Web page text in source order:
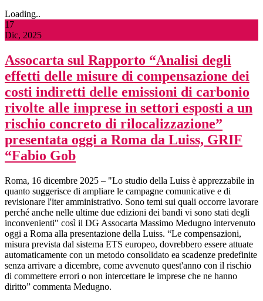
Loading..
17
Dic, 2025
Assocarta sul Rapporto “Analisi degli
effetti delle misure di compensazione dei
costi indiretti delle emissioni di carbonio
rivolte alle imprese in settori esposti a un
rischio concreto di rilocalizzazione”
presentata oggi a Roma da Luiss, GRIF
“Fabio Gob
Roma, 16 dicembre 2025 – "Lo studio della Luiss è apprezzabile in
quanto suggerisce di ampliare le campagne comunicative e di
revisionare l'iter amministrativo. Sono temi sui quali occorre lavorare
perché anche nelle ultime due edizioni dei bandi vi sono stati degli
inconvenienti" così il DG Assocarta Massimo Medugno intervenuto
oggi a Roma alla presentazione della Luiss. “Le compensazioni,
misura prevista dal sistema ETS europeo, dovrebbero essere attuate
automaticamente con un metodo consolidato ea scadenze predefinite
senza arrivare a dicembre, come avvenuto quest'anno con il rischio
di commettere errori o non intercettare le imprese che ne hanno
diritto” commenta Medugno.